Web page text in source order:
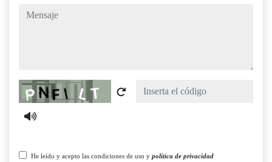
mensaje
Captcha
He leído y acepto las condiciones de uso y política de privacidad